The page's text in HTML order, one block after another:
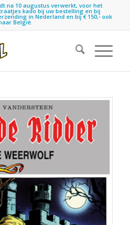
na 10 augustus verwerkt, voor het
kado bij uw bestelling en bij
in Nederland en bij € 150,- ook
België.